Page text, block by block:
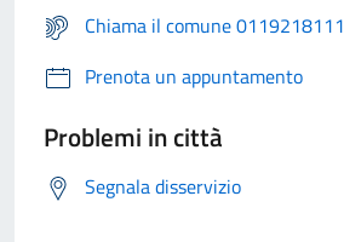
Chiama il comune 0119218111
Prenota un appuntamento
Problemi in città
Segnala disservizio